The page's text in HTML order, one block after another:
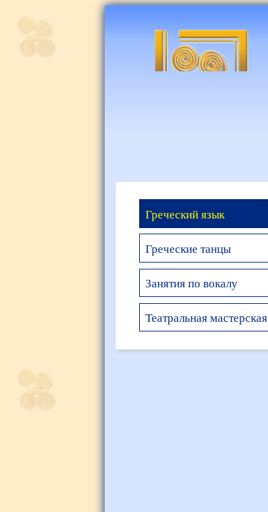
Греческий язык
Греческие танцы
Занятия по вокалу
Театральная мастерская